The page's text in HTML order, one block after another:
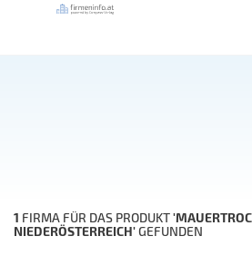
1 FIRMA FÜR DAS PRODUKT
NIEDERÖSTERREICH'GEFUNDEN